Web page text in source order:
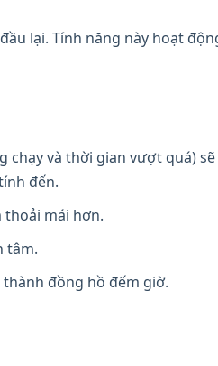
lại. Tính năng này hoạt
chạy và thời gian vượt quá)
đến.
mái hơn.
tâm.
đồng hồ đếm giờ.